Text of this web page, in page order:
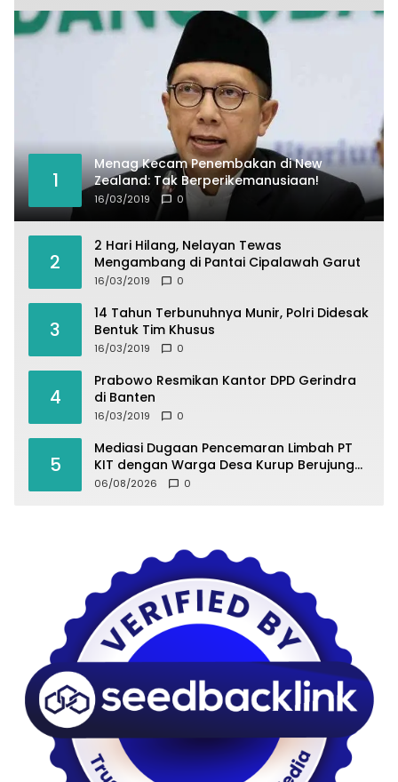
1
Menag Kecam Penembakan di New
Zealand: Tak Berperikemanusiaan!
16/03/2019 0
2
2 Hari Hilang, Nelayan Tewas
Mengambang di Pantai Cipalawah Garut
16/03/2019 0
3
14 Tahun Terbunuhnya Munir, Polri Didesak
Bentuk Tim Khusus
16/03/2019 0
4
Prabowo Resmikan Kantor DPD Gerindra
di Banten
16/03/2019 0
5
Mediasi Dugaan Pencemaran Limbah PT
KIT dengan Warga Desa Kurup Berujung
Buntu
06/08/2026 0